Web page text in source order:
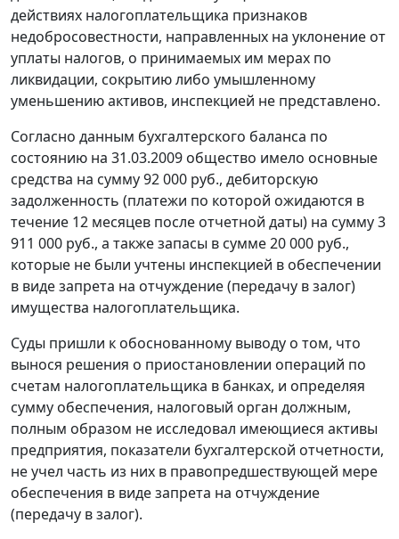
действиях налогоплательщика признаков
недобросовестности, направленных на уклонение от
уплаты налогов, о принимаемых им мерах по
ликвидации, сокрытию либо умышленному
уменьшению активов, инспекцией не представлено.
Согласно данным бухгалтерского баланса по
состоянию на 31.03.2009 общество имело основные
средства на сумму 92 000 руб., дебиторскую
задолженность (платежи по которой ожидаются в
течение 12 месяцев после отчетной даты) на сумму 3
911 000 руб., а также запасы в сумме 20 000 руб.,
которые не были учтены инспекцией в обеспечении
в виде запрета на отчуждение (передачу в залог)
имущества налогоплательщика.
Суды пришли к обоснованному выводу о том, что
вынося решения о приостановлении операций по
счетам налогоплательщика в банках, и определяя
сумму обеспечения, налоговый орган должным,
полным образом не исследовал имеющиеся активы
предприятия, показатели бухгалтерской отчетности,
не учел часть из них в правопредшествующей мере
обеспечения в виде запрета на отчуждение
(передачу в залог).